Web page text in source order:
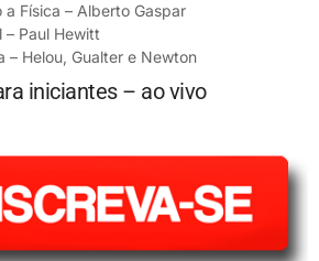
Física – Alberto Gaspar
– Paul Hewitt
– Helou, Gualter e Newton
iniciantes – ao vivo